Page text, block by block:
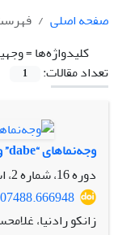
صفحه اصلی
کلیدواژه‌ها =
تعداد مقالات:
1
وجه‌نماهای “dabe” و “dabɑ” در کردی مکریانی
دوره 16، شماره 2، اسفند 1404، صفحه
زانکو رادنیا،